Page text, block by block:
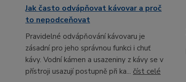
Jak často odvápňovat kávovar a proč
to nepodceňovat
Pravidelné odvápňování kávovaru je
zásadní pro jeho správnou funkci i chuť
kávy. Vodní kámen a usazeniny z kávy se v
přístroji usazují postupně při ka... číst celé